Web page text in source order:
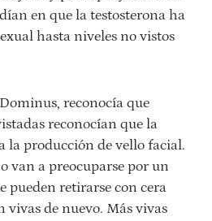
en que la testosterona ha
hasta niveles no vistos
reconocía que
reconocían que la
la producción de vello facial.
van a preocuparse por un
pueden retirarse con cera
vivas de nuevo. Más vivas